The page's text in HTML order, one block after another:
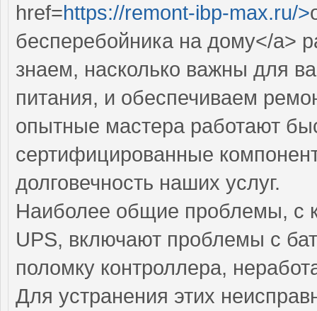
href=https://remont-ibp-max.ru/>
бесперебойника на дому</a>
знаем, насколько важны для
питания, и обеспечиваем
опытные мастера работают
сертифицированные
долговечность наших услуг.
Наиболее общие проблемы, с
UPS, включают проблемы с
поломку контроллера,
Для устранения этих